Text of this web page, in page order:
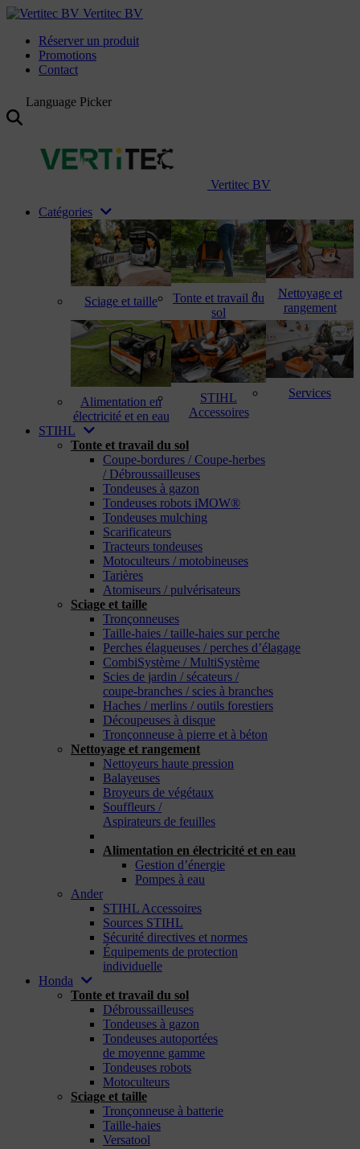
Vertitec BV
Réserver un produit
Promotions
Contact
Language Picker
Vertitec BV
Catégories
Sciage et taille
Tonte et travail du
sol
Nettoyage et
rangement
Alimentation en
électricité et en eau
STIHL
Accessoires
Services
STIHL
Tonte et travail du sol
Coupe-bordures / Coupe-herbes
/ Débroussailleuses
Tondeuses à gazon
Tondeuses robots iMOW®
Tondeuses mulching
Scarificateurs
Tracteurs tondeuses
Motoculteurs / motobineuses
Tarières
Atomiseurs / pulvérisateurs
Sciage et taille
Tronçonneuses
Taille-haies / taille-haies sur perche
Perches élagueuses / perches d’élagage
CombiSystème / MultiSystème
Scies de jardin / sécateurs /
coupe-branches / scies à branches
Haches / merlins / outils forestiers
Découpeuses à disque
Tronçonneuse à pierre et à béton
Nettoyage et rangement
Nettoyeurs haute pression
Balayeuses
Broyeurs de végétaux
Souffleurs /
Aspirateurs de feuilles
Alimentation en électricité et en eau
Gestion d’énergie
Pompes à eau
Ander
STIHL Accessoires
Sources STIHL
Sécurité directives et normes
Équipements de protection
individuelle
Honda
Tonte et travail du sol
Débroussailleuses
Tondeuses à gazon
Tondeuses autoportées
de moyenne gamme
Tondeuses robots
Motoculteurs
Sciage et taille
Tronçonneuse à batterie
Taille-haies
Versatool